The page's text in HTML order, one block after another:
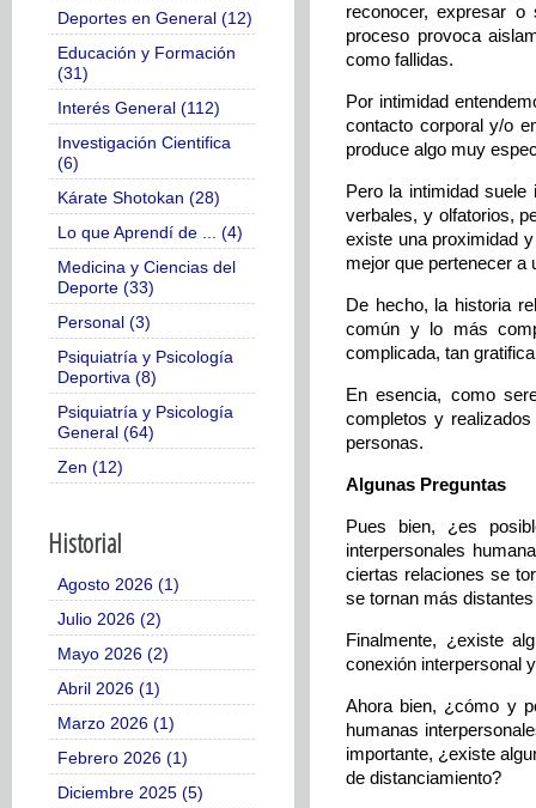
Deportes en General (12)
Educación y Formación
(31)
Interés General (112)
Investigación Cientifica
(6)
Kárate Shotokan (28)
Lo que Aprendí de ... (4)
Medicina y Ciencias del
Deporte (33)
Personal (3)
Psiquiatría y Psicología
Deportiva (8)
Psiquiatría y Psicología
General (64)
Zen (12)
Historial
Agosto 2026 (1)
Julio 2026 (2)
Mayo 2026 (2)
Abril 2026 (1)
Marzo 2026 (1)
Febrero 2026 (1)
Diciembre 2025 (5)
reconocer, expresar o
proceso provoca
como fallidas.
Por intimidad
contacto corporal y/o
produce algo muy
Pero la intimidad
verbales, y olfatorios,
existe una proximidad
mejor que pertenecer a
De hecho, la historia
común y lo más
complicada, tan
En esencia, como
completos y
personas.
Algunas Preguntas
Pues bien, ¿es
interpersonales
ciertas relaciones se
se tornan más
Finalmente, ¿existe
conexión interpersonal
Ahora bien, ¿cómo y
humanas
importante, ¿existe
de distanciamiento?